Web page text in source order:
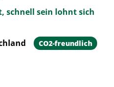
schnell sein lohnt sich
CO2-freundlich